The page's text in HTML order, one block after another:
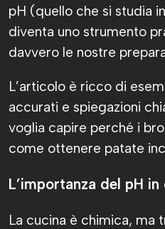
pH (quello che si studia
diventa uno strumento
davvero le nostre
L’articolo è ricco di
accurati e spiegazioni
voglia capire perché i
come ottenere patate
L’importanza del pH in
La cucina è chimica, ma